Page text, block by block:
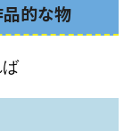
的な物